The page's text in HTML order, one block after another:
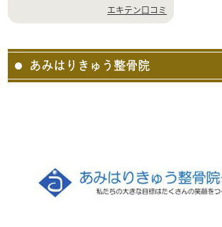
エキテン口コミ
あみはりきゅう整骨院